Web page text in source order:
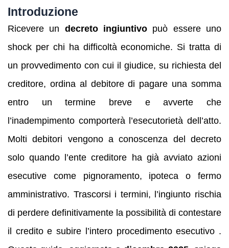
Introduzione
Ricevere un decreto ingiuntivo può essere uno
shock per chi ha difficoltà economiche. Si tratta di
un provvedimento con cui il giudice, su richiesta del
creditore, ordina al debitore di pagare una somma
entro un termine breve e avverte che
l’inadempimento comporterà l’esecutorietà dell’atto.
Molti debitori vengono a conoscenza del decreto
solo quando l’ente creditore ha già avviato azioni
esecutive come pignoramento, ipoteca o fermo
amministrativo. Trascorsi i termini, l’ingiunto rischia
di perdere definitivamente la possibilità di contestare
il credito e subire l’intero procedimento esecutivo .